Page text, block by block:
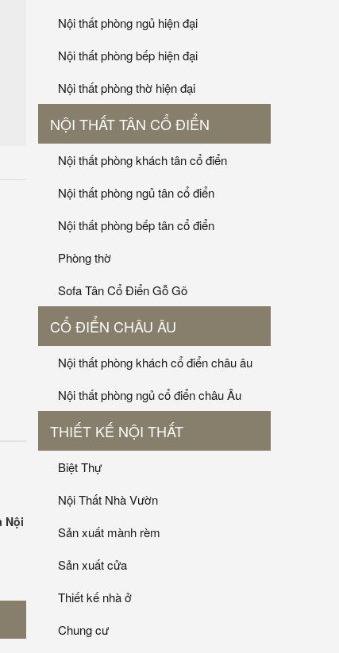
Nội
Nội thất phòng ngủ hiện đại
Nội thất phòng bếp hiện đại
Nội thất phòng thờ hiện đại
NỘI THẤT TÂN CỔ ĐIỂN
Nội thất phòng khách tân cổ điển
Nội thất phòng ngủ tân cổ điển
Nội thất phòng bếp tân cổ điển
Phòng thờ
Sofa Tân Cổ Điển Gỗ Gõ
CỔ ĐIỂN CHÂU ÂU
Nội thất phòng khách cổ điển châu âu
Nội thất phòng ngủ cổ điển châu Âu
THIẾT KẾ NỘI THẤT
Biệt Thự
Nội Thất Nhà Vườn
Sản xuất mành rèm
Sản xuất cửa
Thiết kế nhà ở
Chung cư